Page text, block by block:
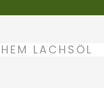
LACHSÖL